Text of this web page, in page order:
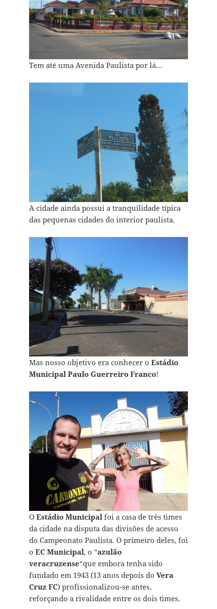
Tem até uma Avenida Paulista por lá…
A cidade ainda possui a tranquilidade típica
das pequenas cidades do interior paulista.
Mas nosso objetivo era conhecer o Estádio
Municipal Paulo Guerreiro Franco!
O Estádio Municipalfoi a casa de três times
da cidade na disputa das divisões de acesso
do Campeonato Paulista. O primeiro deles, foi
o EC Municipal, o “azulão
veracruzense“que embora tenha sido
fundado em 1943 (13 anos depois do Vera
Cruz FC) profissionalizou-se antes,
reforçando a rivalidade entre os dois times.